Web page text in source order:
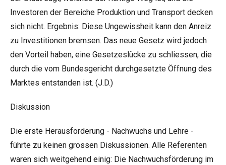
Investoren der Bereiche Produktion und Transport decken
sich nicht. Ergebnis: Diese Ungewissheit kann den Anreiz
zu Investitionen bremsen. Das neue Gesetz wird jedoch
den Vorteil haben, eine Gesetzeslücke zu schliessen, die
durch die vom Bundesgericht durchgesetzte Öffnung des
Marktes entstanden ist. (J.D.)
Diskussion
Die erste Herausforderung - Nachwuchs und Lehre -
führte zu keinen grossen Diskussionen. Alle Referenten
waren sich weitgehend einig: Die Nachwuchsförderung im